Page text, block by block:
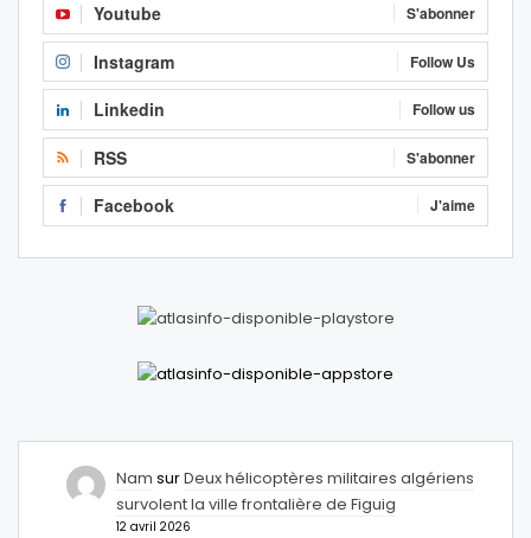
Youtube S'abonner
Instagram Follow Us
Linkedin Follow us
RSS S'abonner
Facebook J'aime
Nam surDeux hélicoptères militaires algériens
survolent la ville frontalière de Figuig
12 avril 2026